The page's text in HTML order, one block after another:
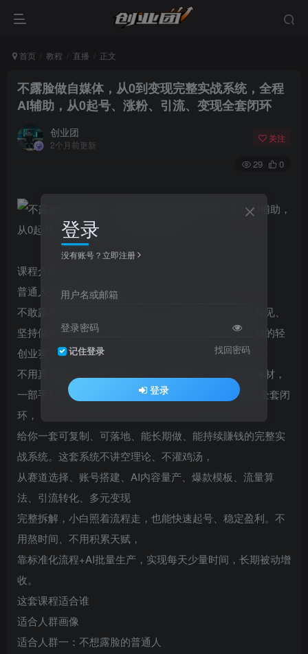
首页 教程 直播 正文
不露脸做自媒体，从0到变现完整实战系统，全程
AI辅助，从0起号、涨粉、引流、变现全套闭环
创业团
2个月前更新
关注
29 0
课程介绍
普通人做自媒体最大顾虑：
不敢露脸、不会口才、没才艺、不会拍视频、怕熟人看见、
坚持做也不賺钱。不露脸自媒体就是给普通人量身定制的轻
创业赛道，
不用真人出镜、不用露声音、不用拍实景、不用颜值身材，
一部手机、全程AI辅助，从0起号、涨粉、引流、变现全套闭
环，
给你一套可复制、可落地、能长期做、能持续賺钱的完整实
战系统。这套系统不讲空理论、不灌鸡汤，
从赛道选择、账号搭建、AI内容量产、爆款模板、流量算
法、引流转化、多元变现
完整拆解，小白照着流程走，也能快速起号、稳定盈利。不
用熬时间、不用积累天赋，
靠标准化流程+AI批量生产，实现每天少量时间，长期被动增
收。
这套课程适合谁
适合人群画像
适合人群一：不想露脸的普通人
登录
没有账号？立即注册
用户名或邮箱
登录密码
记住登录 找回密码
登录